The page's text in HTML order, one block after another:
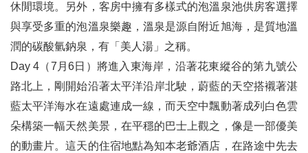
休閒環境。另外，客房中擁有多樣式的泡溫泉池供房客選擇
與享受多重的泡溫泉樂趣，溫泉是源自附近旭海，是質地溫
潤的碳酸氫鈉泉，有「美人湯」之稱。
Day 4（7月6日）將進入東海岸，沿著花東縱谷的第九號公
路北上，剛開始沿著太平洋沿岸北駛，蔚藍的天空搭襯著湛
藍太平洋海水在遠處連成一線，而天空中飄動著成列白色雲
朵構築一幅天然美景，在平穩的巴士上觀之，像是一部優美
的動畫片。這天的住宿地點為知本老爺酒店，在路途中先去